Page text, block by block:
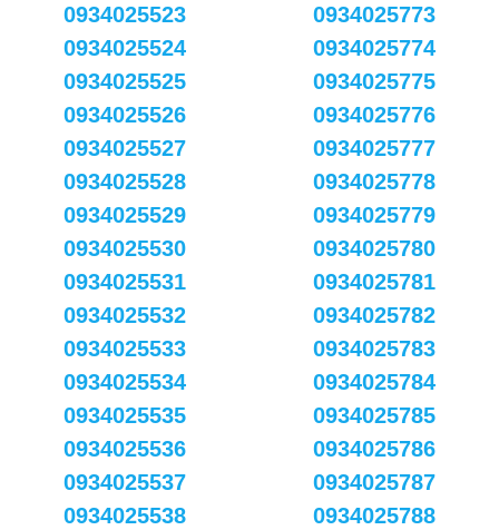
0934025523
0934025524
0934025525
0934025526
0934025527
0934025528
0934025529
0934025530
0934025531
0934025532
0934025533
0934025534
0934025535
0934025536
0934025537
0934025538
0934025773
0934025774
0934025775
0934025776
0934025777
0934025778
0934025779
0934025780
0934025781
0934025782
0934025783
0934025784
0934025785
0934025786
0934025787
0934025788